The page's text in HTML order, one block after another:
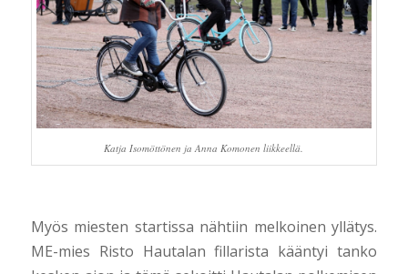
Katja Isomöttönen ja Anna Komonen liikkeellä.
Myös miesten startissa nähtiin melkoinen yllätys.
ME-mies Risto Hautalan fillarista kääntyi tanko